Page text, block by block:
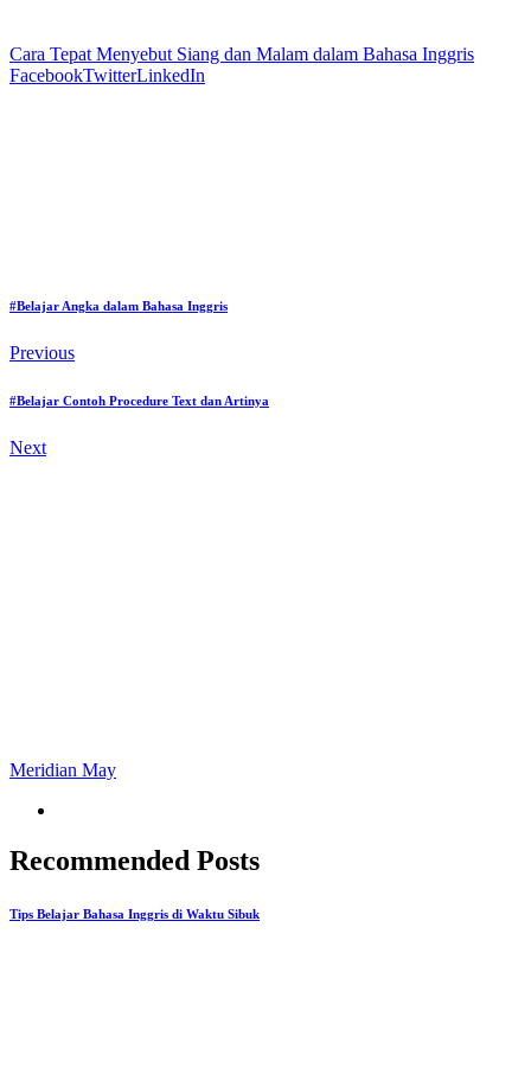
Cara Tepat Menyebut Siang dan Malam dalam Bahasa Inggris
FacebookTwitterLinkedIn
#Belajar Angka dalam Bahasa Inggris
Previous
#Belajar Contoh Procedure Text dan Artinya
Next
Meridian May
Recommended Posts
Tips Belajar Bahasa Inggris di Waktu Sibuk